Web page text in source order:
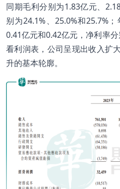
同期毛利分别为1.83亿元、
别为24.1%、25.0%和25.7%
0.41亿元和0.42亿元，净利率
看利润表，公司呈现出收入扩
升的基本轮廓。